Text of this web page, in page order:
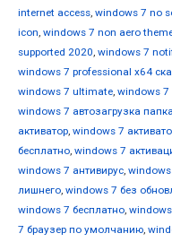
internet access, windows 7 no
icon, windows 7 non aero
supported 2020, windows 7
windows 7 professional x64
windows 7 ultimate, windows 7
windows 7 автозагрузка папка
активатор, windows 7
бесплатно, windows 7
windows 7 антивирус, windows
лишнего, windows 7 без
windows 7 бесплатно,
7 браузер по умолчанию,